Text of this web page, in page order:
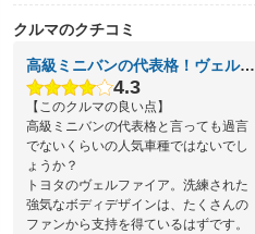
クルマのクチコミ
高級ミニバンの代表格！ヴェルファイア
4.3
【このクルマの良い点】
高級ミニバンの代表格と言っても過言
でないくらいの人気車種ではないでし
ょうか？
トヨタのヴェルファイア。洗練された
強気なボディデザインは、たくさんの
ファンから支持を得ているはずです。